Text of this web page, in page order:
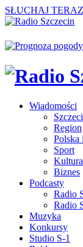
SŁUCHAJ TERAZ
Wiadomości
Region
Polska
Sport
Kultura
Biznes
Podcasty
Radio
Radio
Muzyka
Konkursy
Studio S-1